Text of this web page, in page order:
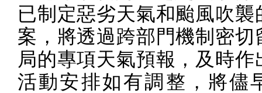
已制定惡劣天氣和颱風吹襲
案，將透過跨部門機制密切
局的專項天氣預報，及時作
活動安排如有調整，將儘